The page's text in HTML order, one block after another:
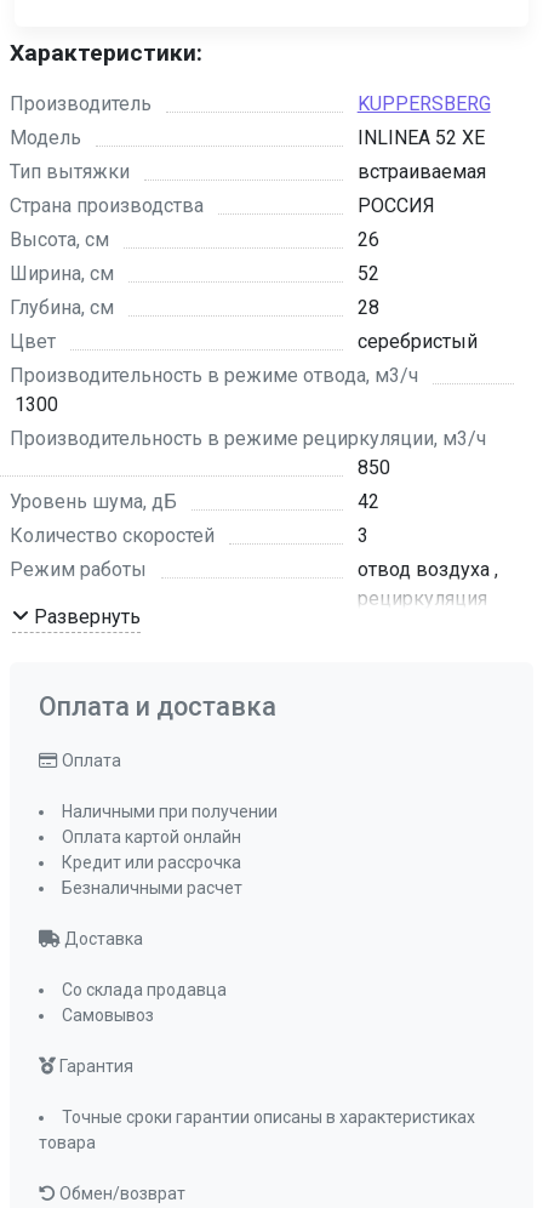
Характеристики:
Производитель
KUPPERSBERG
Модель
INLINEA 52 XE
Тип вытяжки
встраиваемая
Страна производства
РОССИЯ
Высота, см
26
Ширина, см
52
Глубина, см
28
Цвет
серебристый
Производительность в режиме отвода, м3/ч
1300
Производительность в режиме рециркуляции, м3/ч
850
Уровень шума, дБ
42
Количество скоростей
3
Режим работы
отвод воздуха ,
рециркуляция
Обратный клапан
Таймер
Освещение
Переходник
Угольный фильтр
Фильтр
ПРОМО Скидка
Развернуть
Оплата и доставка
Оплата
Наличными при получении
Оплата картой онлайн
Кредит или рассрочка
Безналичными расчет
Доставка
Со склада продавца
Самовывоз
Гарантия
Точные сроки гарантии описаны в характеристиках
товара
Обмен/возврат